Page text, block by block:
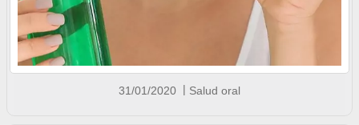
31/01/2020 Salud oral